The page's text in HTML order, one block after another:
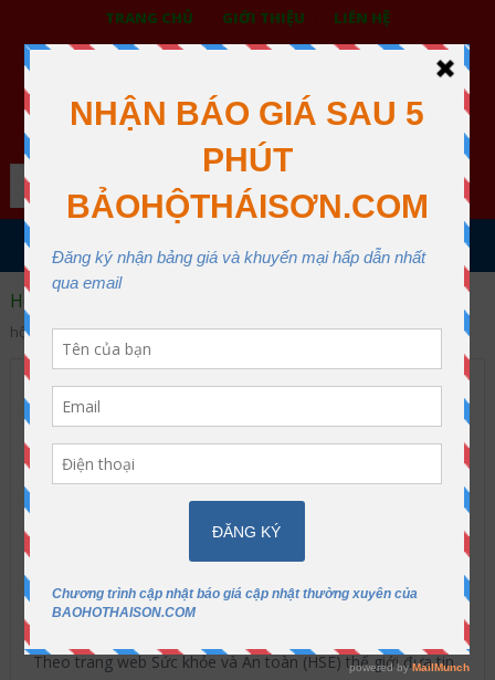
TRANG CHỦ GIỚI THIỆU LIÊN HỆ
BẢO HỘ LAO ĐỘNG THÁI SƠN
XƯỞNG MAY THÁI SƠN QUẬN 12
Search
MENU
Home
hộ lao động
Tầm quan trọng của thiết bị
bảo hộ lao động
2018-03-26
Không có bình luận
Nội dung[ẩn]
Theo trang web Sức khỏe và An toàn (HSE) thế giới đưa tin